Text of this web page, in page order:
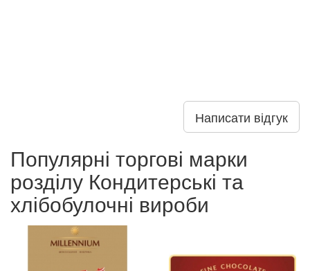
Написати відгук
Популярні торгові марки
розділу Кондитерські та
хлібобулочні вироби